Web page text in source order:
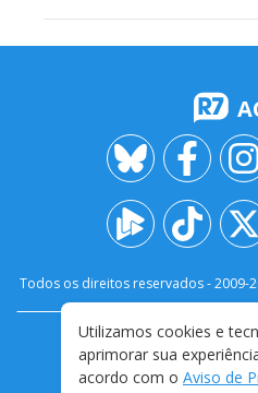
Todos os direitos reservados - 2009-
FALE
TERMOS E
Utilizamos cookies e
aprimorar sua
acordo com o Aviso de